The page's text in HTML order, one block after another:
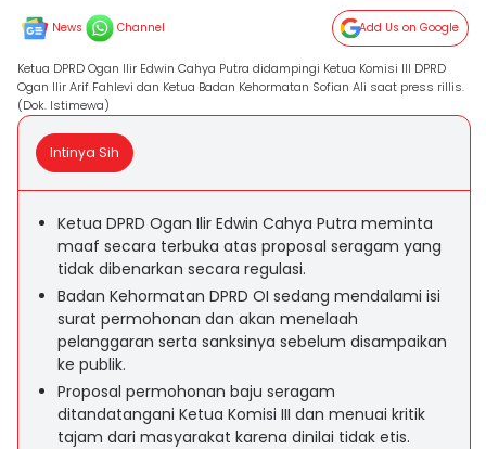
News Channel Add Us on Google
Ketua DPRD Ogan Ilir Edwin Cahya Putra didampingi Ketua Komisi III DPRD
Ogan Ilir Arif Fahlevi dan Ketua Badan Kehormatan Sofian Ali saat press rillis.
(Dok. Istimewa)
Intinya Sih
Ketua DPRD Ogan Ilir Edwin Cahya Putra meminta
maaf secara terbuka atas proposal seragam yang
tidak dibenarkan secara regulasi.
Badan Kehormatan DPRD OI sedang mendalami isi
surat permohonan dan akan menelaah
pelanggaran serta sanksinya sebelum disampaikan
ke publik.
Proposal permohonan baju seragam
ditandatangani Ketua Komisi III dan menuai kritik
tajam dari masyarakat karena dinilai tidak etis.